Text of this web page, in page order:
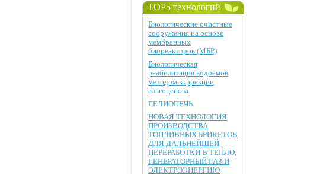
TOP5 технологий
Биологические очистные
сооружения на основе
мембранных
биореакторов (МБР)
Биологическая
реабилитация водоемов
методом коррекции
альгоценоза
ГЕЛИОПЕЧЬ
НОВАЯ ТЕХНОЛОГИЯ
ПРОИЗВОДСТВА
ТОПЛИВНЫХ БРИКЕТОВ
ДЛЯ ДАЛЬНЕЙШЕЙ
ПЕРЕРАБОТКИ В ТЕПЛО,
ГЕНЕРАТОРНЫЙ ГАЗ И
ЭЛЕКТРОЭНЕРГИЮ